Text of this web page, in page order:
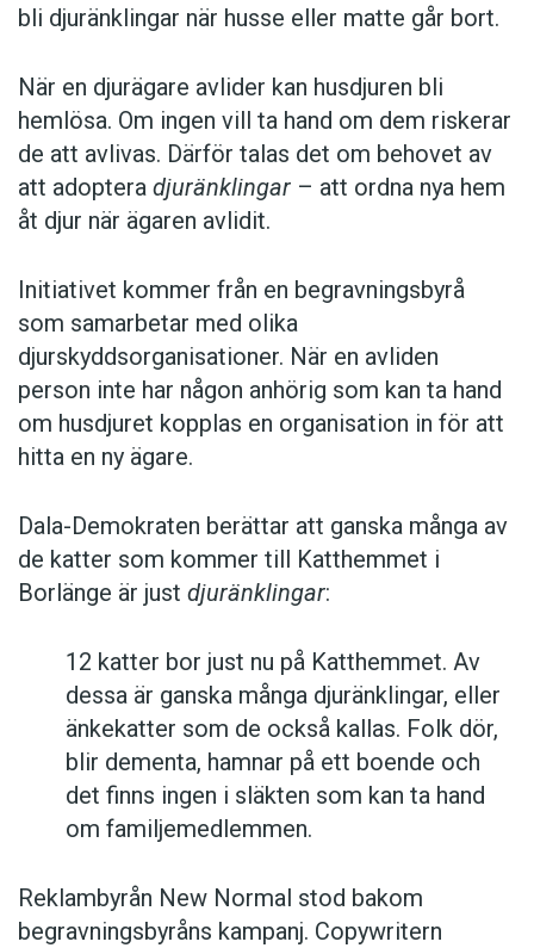
bli djuränklingar när husse eller matte går bort.
När en djurägare avlider kan husdjuren bli
hemlösa. Om ingen vill ta hand om dem riskerar
de att avlivas. Därför talas det om behovet av
att adoptera djuränklingar – att ordna nya hem
åt djur när ägaren avlidit.
Initiativet kommer från en begravningsbyrå
som samarbetar med olika
djurskyddsorganisationer. När en avliden
person inte har någon anhörig som kan ta hand
om husdjuret kopplas en organisation in för att
hitta en ny ägare.
Dala-Demokraten berättar att ganska många av
de katter som kommer till Katthemmet i
Borlänge är just djuränklingar:
12 katter bor just nu på Katthemmet. Av
dessa är ganska många djuränklingar, eller
änkekatter som de också kallas. Folk dör,
blir dementa, hamnar på ett boende och
det finns ingen i släkten som kan ta hand
om familjemedlemmen.
Reklambyrån New Normal stod bakom
begravningsbyråns kampanj. Copywritern